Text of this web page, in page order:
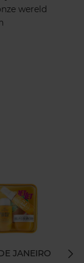
wereld
JANEIRO